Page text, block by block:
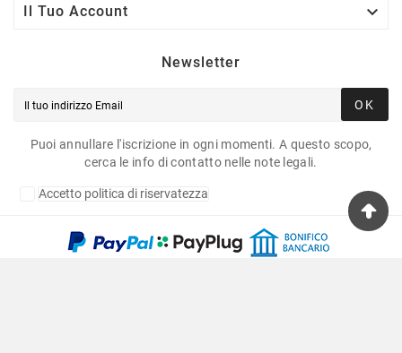
Il Tuo Account 
Newsletter
OK
Puoi annullare l'iscrizione in ogni momenti. A questo scopo,
cerca le info di contatto nelle note legali.
Accetto politica di riservatezza